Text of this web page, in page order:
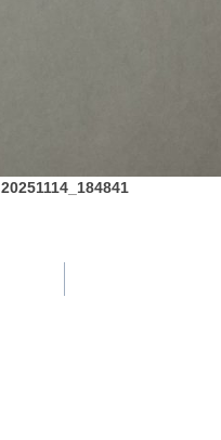
20251114_184841